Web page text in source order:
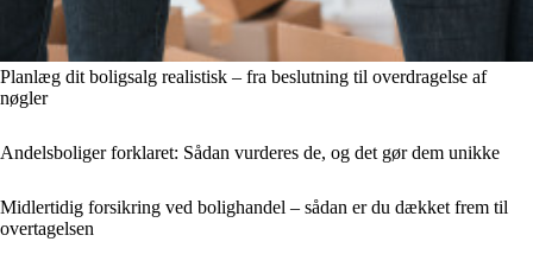
Planlæg dit boligsalg realistisk – fra beslutning til overdragelse af
nøgler
Andelsboliger forklaret: Sådan vurderes de, og det gør dem unikke
Midlertidig forsikring ved bolighandel – sådan er du dækket frem til
overtagelsen